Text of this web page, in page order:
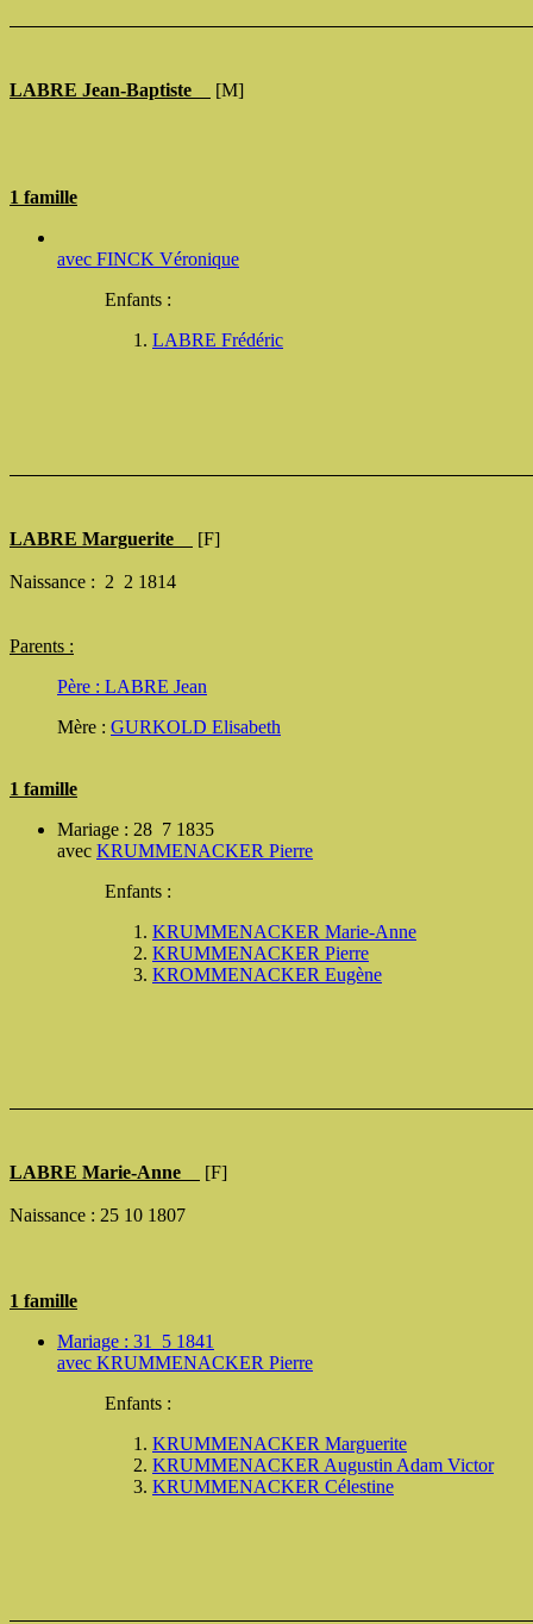
LABRE Jean-Baptiste [M]
1 famille
avec FINCK Véronique
Enfants :
LABRE Frédéric
LABRE Marguerite [F]
Naissance : 2 2 1814
Parents :
Père : LABRE Jean
Mère : GURKOLD Elisabeth
1 famille
Mariage : 28 7 1835
avec KRUMMENACKER Pierre
Enfants :
KRUMMENACKER Marie-Anne
KRUMMENACKER Pierre
KROMMENACKER Eugène
LABRE Marie-Anne [F]
Naissance : 25 10 1807
1 famille
Mariage : 31 5 1841
avec KRUMMENACKER Pierre
Enfants :
KRUMMENACKER Marguerite
KRUMMENACKER Augustin Adam Victor
KRUMMENACKER Célestine